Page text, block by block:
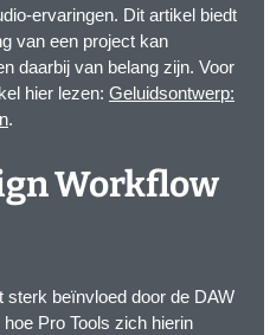
ervaringen. Dit artikel biedt
van een project kan
daarbij van belang zijn. Voor
hier lezen: Geluidsontwerp:
.
Workflow
sterk beïnvloed door de DAW
Pro Tools zich hierin